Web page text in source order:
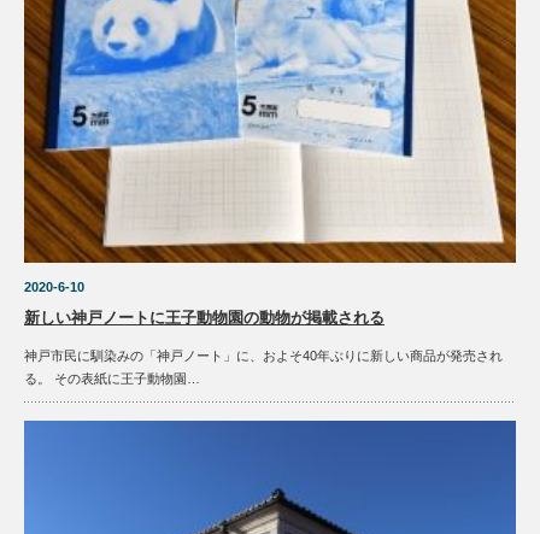
2020-6-10
新しい神戸ノートに王子動物園の動物が掲載される
神戸市民に馴染みの「神戸ノート」に、およそ40年ぶりに新しい商品が発売され
る。 その表紙に王子動物園…